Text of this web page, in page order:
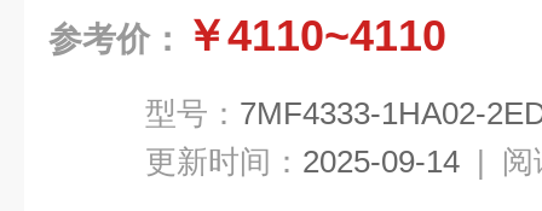
参考价： ￥4110~4110
型号： 7MF4333-1HA02-
更新时间： 2025-09-14 | 阅